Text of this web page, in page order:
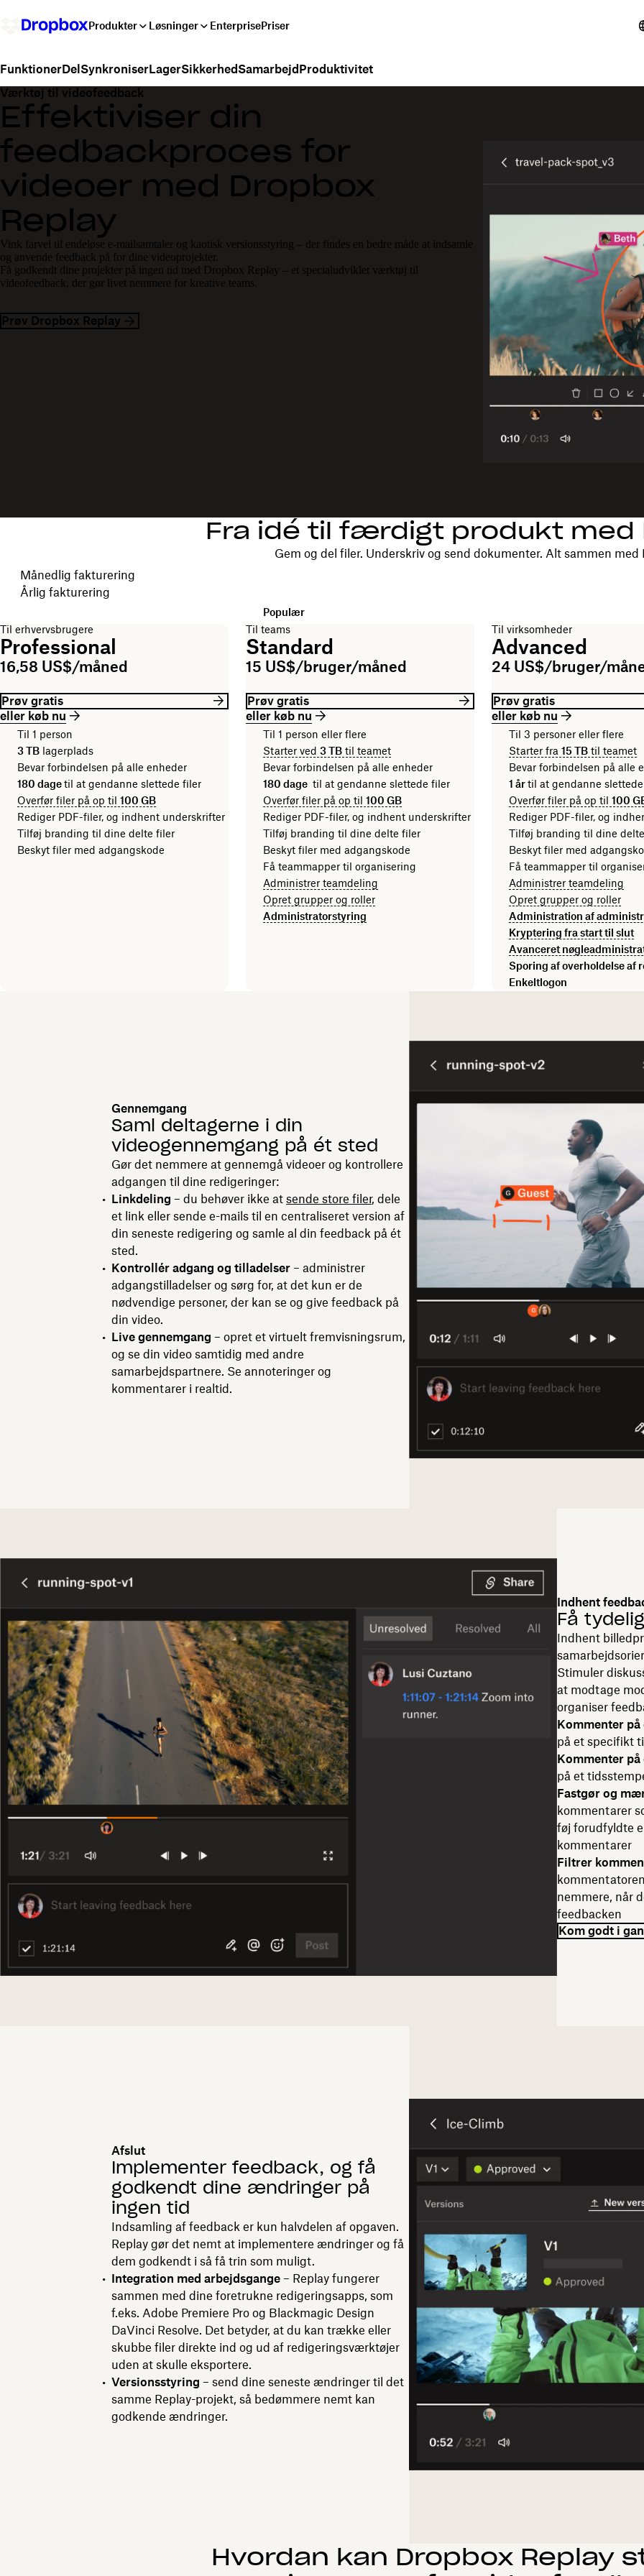
Produkter Løsninger EnterprisePriser
FunktionerDelSynkroniserLagerSikkerhedSamarbejdProduktivitet
Værktøj til videofeedback
Effektiviser din
feedbackproces for
videoer med Dropbox
Replay
Vink farvel til endeløse e-mailsamtaler og kaotisk versionsstyring – der findes en bedre måde at indsamle
og anvende feedback på for dine videoprojekter.
Få godkendt dine projekter på ingen tid med Dropbox Replay – et specialudviklet værktøj til
videofeedback, der gør livet nemmere for kreative teams.
Prøv Dropbox Replay
Fra idé til færdigt produkt med
Gem og del filer. Underskriv og send dokumenter. Alt sammen med
Vælg faktureringsperiode
Månedlig fakturering
Årlig fakturering
Til erhvervsbrugere
Professional
16,58 US$/måned
Prøv gratis
eller køb nu
Til 1 person
3 TB lagerplads
Bevar forbindelsen på alle enheder
180 dagetil at gendanne slettede filer
Overfør filer på op til 100 GB
Rediger PDF-filer, og indhent underskrifter
Tilføj branding til dine delte filer
Beskyt filer med adgangskode
Populær
Til teams
Standard
15 US$/bruger/måned
Prøv gratis
eller køb nu
Til 1 person eller flere
Starter ved 3 TB til teamet
Bevar forbindelsen på alle enheder
180 dage til at gendanne slettede filer
Overfør filer på op til 100 GB
Rediger PDF-filer, og indhent underskrifter
Tilføj branding til dine delte filer
Beskyt filer med adgangskode
Få teammapper til organisering
Administrer teamdeling
Opret grupper og roller
Administratorstyring
Til virksomheder
Advanced
24 US$/bruger/
Prøv gratis
eller køb nu
Til 3 personer eller flere
Starter fra 15 TB til teamet
Bevar forbindelsen på alle
1 årtil at gendanne
Overfør filer på op til 100
Rediger PDF-filer, og
Tilføj branding til dine
Beskyt filer med
Få teammapper til
Administrer teamdeling
Opret grupper og roller
Administration af
Kryptering fra start til slut
Avanceret
Sporing af overholdelse af
Enkeltlogon
Gennemgang
Saml deltagerne i din
videogennemgang på ét sted
Gør det nemmere at gennemgå videoer og kontrollere
adgangen til dine redigeringer:
Linkdeling – du behøver ikke atsende store filer, dele
et link eller sende e-mails til en centraliseret version af
din seneste redigering og samle al din feedback på ét
sted.
Kontrollér adgang og tilladelser – administrer
adgangstilladelser og sørg for, at det kun er de
nødvendige personer, der kan se og give feedback på
din video.
Live gennemgang – opret et virtuelt fremvisningsrum,
og se din video samtidig med andre
samarbejdspartnere. Se annoteringer og
kommentarer i realtid.
Indhent
Få
Indhent
Stimuler
at modtage
organiser
Kommenter
på et specifikt
Kommenter
på et
Fastgør og
kommentarer
føj forudfyldte
kommentarer
Filtrer
nemmere, når
feedbacken
Kom godt i
Afslut
Implementer feedback, og få
godkendt dine ændringer på
ingen tid
Indsamling af feedback er kun halvdelen af opgaven.
Replay gør det nemt at implementere ændringer og få
dem godkendt i så få trin som muligt.
Integration med arbejdsgange – Replay fungerer
sammen med dine foretrukne redigeringsapps, som
f.eks. Adobe Premiere Pro og Blackmagic Design
DaVinci Resolve. Det betyder, at du kan trække eller
skubbe filer direkte ind og ud af redigeringsværktøjer
uden at skulle eksportere.
Versionsstyring – send dine seneste ændringer til det
samme Replay-projekt, så bedømmere nemt kan
godkende ændringer.
Hvordan kan Dropbox Replay